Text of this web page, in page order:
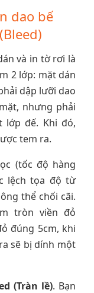
dao bế
và in tờ rơi là
2 lớp: mặt dán
dập lưỡi dao
nhưng phải
lớp đế. Khi đó,
tem ra.
(tốc độ hàng
lệch tọa độ từ
thể chối cãi.
tròn viền đỏ
đúng 5cm, khi
sẽ bị dính một
(Tràn lề). Bạn